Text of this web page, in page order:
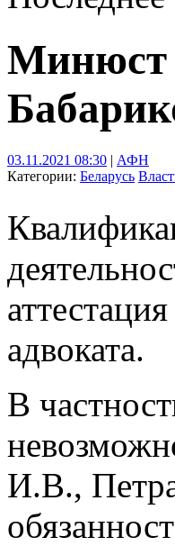
Минюст
03.11.2021 08:30 | АФН
Категории: Беларусь
адвоката.
В
И.В.,